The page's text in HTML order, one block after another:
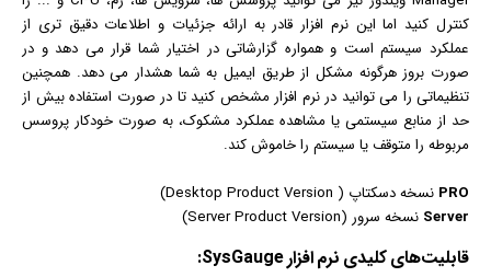
کنترل کنید اما این نرم افزار قادر به ارائه جزئیات و اطلاعات دقیق تری از
عملکرد سیستم است و همواره گزارشاتی در اختیار شما قرار می دهد و در
صورت بروز هرگونه مشکل از طریق ایمیل به شما هشدار می دهد. همچنین
تنظیماتی را می توانید در نرم افزار مشخص کنید تا در صورت استفاده بیش از
حد از منابع سیستمی یا مشاهده عملکرد مشکوک، به صورت خودکار پروسس
مربوطه را متوقف یا سیستم را خاموش کند.
PRO نسخهدسکتاپ ( Desktop Product Version)
Server نسخه سرور (Server Product Version)
قابلیت‌های کلیدی نرم افزار